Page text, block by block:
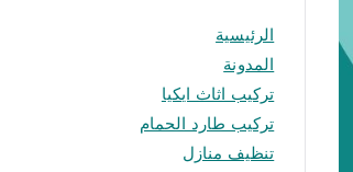
الرئيسية
المدونة
تركيب اثاث ايكيا
تركيب طارد الحمام
تنظيف منازل